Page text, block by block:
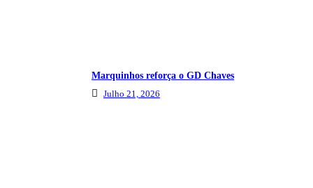
Marquinhos reforça o GD Chaves
Julho 21, 2026